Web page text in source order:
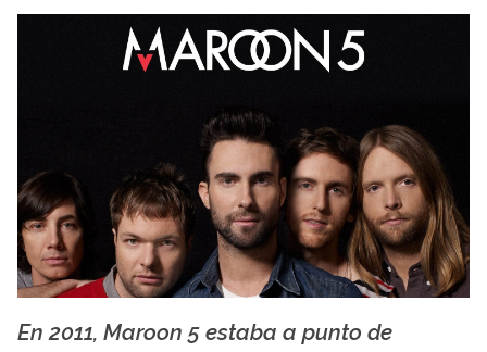
En 2011, Maroon 5 estaba a punto de